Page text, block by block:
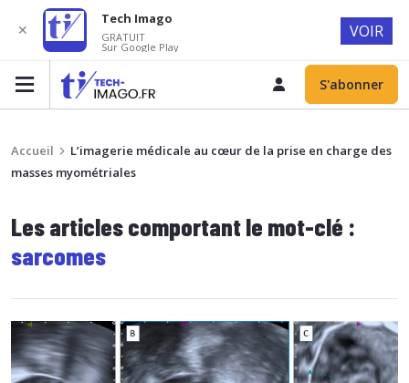
S'abonner
Accueil
L’imagerie médicale au cœur de la prise en charge des
masses myométriales
Les articles comportant le mot-clé :
sarcomes
✕
Tech Imago
GRATUIT
Sur Google Play
VOIR